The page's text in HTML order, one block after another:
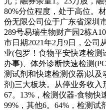
80%分位程度，处于高位。
份无限公司位于广东省深圳
289号易瑞生物财产园2栋
市日期2021年2月9日，公司
业(包罗！食物平安快速检测
办事)、体外诊断快速检测
测试剂和快速检测仪器)以
剂)三大板块。从停业务收入
67。13%，检测仪器-食物快
99%，其他6。64%，检测试